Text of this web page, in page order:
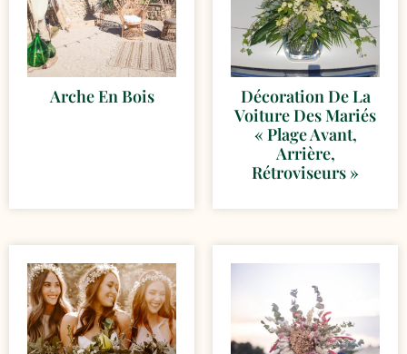
Arche En Bois
Décoration De La
Voiture Des Mariés
« Plage Avant,
Arrière,
Rétroviseurs »